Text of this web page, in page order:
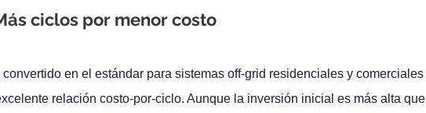
ciclos por menor costo
en el estándar para sistemas off-grid residenciales y comerciales
relación costo-por-ciclo. Aunque la inversión inicial es más alta que